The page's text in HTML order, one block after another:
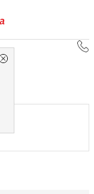
медиа
+7 (3462) 550-877